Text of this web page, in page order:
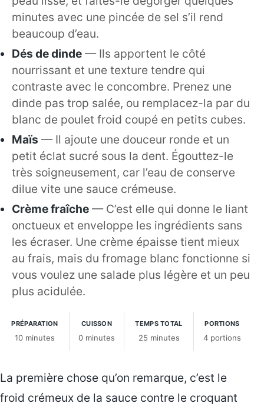
minutes avec une pincée de sel s’il rend
beaucoup d’eau.
Dés de dinde — Ils apportent le côté
nourrissant et une texture tendre qui
contraste avec le concombre. Prenez une
dinde pas trop salée, ou remplacez-la par du
blanc de poulet froid coupé en petits cubes.
Maïs — Il ajoute une douceur ronde et un
petit éclat sucré sous la dent. Égouttez-le
très soigneusement, car l’eau de conserve
dilue vite une sauce crémeuse.
Crème fraîche — C’est elle qui donne le liant
onctueux et enveloppe les ingrédients sans
les écraser. Une crème épaisse tient mieux
au frais, mais du fromage blanc fonctionne si
vous voulez une salade plus légère et un peu
plus acidulée.
PRÉPARATION
10 minutes
CUISSON
0 minutes
TEMPS TOTAL
25 minutes
PORTIONS
4 portions
La première chose qu’on remarque, c’est le
froid crémeux de la sauce contre le croquant